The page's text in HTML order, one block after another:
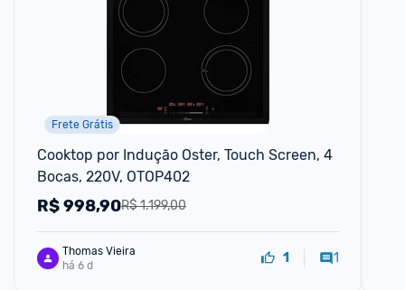
Frete Grátis
Cooktop por Indução Oster, Touch Screen, 4
Bocas, 220V, OTOP402
R$ 1.199,00
R$998,90
Thomas Vieira
há 6 d
1 1